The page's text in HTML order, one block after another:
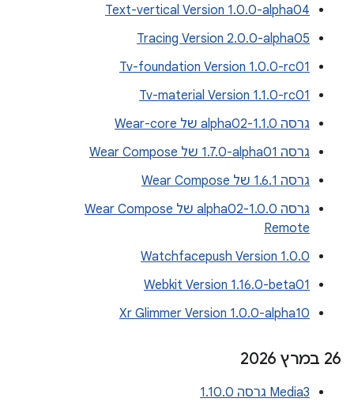
Text-vertical Version 1.0.0-alpha04
Tracing Version 2.0.0-alpha05
Tv-foundation Version 1.0.0-rc01
Tv-material Version 1.1.0-rc01
גרסה 1.1.0-alpha02 של Wear-core
גרסה ‎1.7.0-alpha01 של Wear Compose
גרסה 1.6.1 של Wear Compose
גרסה 1.0.0-alpha02 של Wear Compose
Remote
Watchfacepush Version 1.0.0
Webkit Version 1.16.0-beta01
Xr Glimmer Version 1.0.0-alpha10
‫26 במרץ 2026
Media3 גרסה 1.10.0